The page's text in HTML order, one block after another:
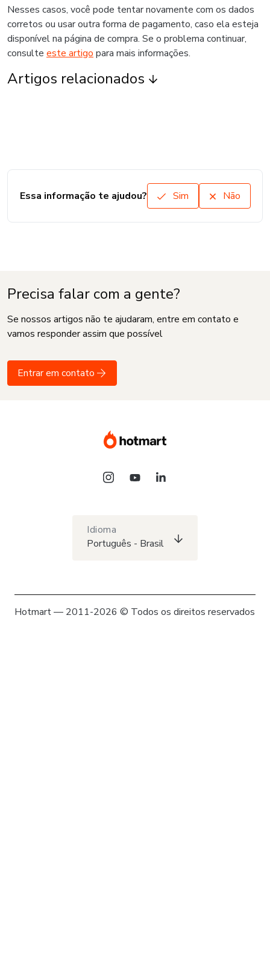
Nesses casos, você pode tentar novamente com os dados
corretos ou usar outra forma de pagamento, caso ela esteja
disponível na página de compra. Se o problema continuar,
consulte este artigo para mais informações.
Artigos relacionados
Essa informação te ajudou? Sim Não
Precisa falar com a gente?
Se nossos artigos não te ajudaram, entre em contato e
vamos responder assim que possível
Entrar em contato
Idioma
Português - Brasil
Hotmart — 2011-2026 © Todos os direitos reservados